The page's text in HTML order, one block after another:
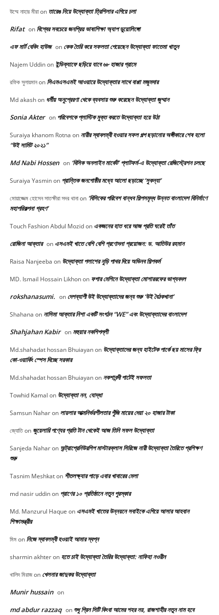
উম্মে নাহার মীরাon তারেঙ নিয়ে উদ্যোক্তা ত্রিশিলার এগিয়ে চলা
Rifat on বিশ্বের সবচেয়ে জনপ্রিয় ভাষাশিক্ষা অ্যাপ ডুয়োলিঙ্গো
এফ মার্ট বেকিং হাউজ on কেক তৈরি করে সফলতা পেয়েছেন উদ্যোক্তা ফাতেমা খাতুন
Najem Uddinon ইন্ডিক্যাফে ছড়িয়ে যাবে ৬৮ হাজার গ্রামে
রফিক সুলায়মানon সিএমএসএমই আওয়ারে উদ্যোক্তার সাথে বাপ্পা মজুমদার
Md akashon ধর্মীয় অনুপ্রেরণা থেকে ব্যবসায় শুরু করেছেন উদ্যোক্তা জুম্মান
Sonia Akter on পরিবেশকে প্লাস্টিক মুক্ত করতে উদ্যোক্তা হয়ে উঠা
Suraiya khanom Rotna on নারীর স্বাবলম্বী হওয়ার সফল গল্প ছড়ানোর অঙ্গীকারে শেষ হলো
“উই সামিট ২০২১”
Md Nabi Hossen on ‘বিসিক অনলাইন মার্কেট’ প্লাটফর্ম-এ উদ্যোক্তা রেজিস্ট্রেশন চলছে
Suraiya Yasminon প্রান্তিক জনগোষ্ঠীর মধ্যে আলো ছড়াচ্ছে ‘সুকন্যা’
মোয়াজ্জেম হোসেন সাতক্ষীরা সদর থানাon ‘বিসিকের পরিবেশ বান্ধব শিল্পসমৃদ্ধ উন্নত বাংলাদেশ বিনির্মাণে
মহাপরিকল্পনা গ্রহণ’
Touch Fashion Abdul Mozidon একজনের হাত ধরে আজ প্রতি ঘরেই তাঁত
রোজিনা আক্তার on এসএমই খাতে বেশি বেশি প্রণোদনা প্রয়োজন: ড. আতিউর রহমান
Raisa Nanjeeba on উদ্যোক্তা পলাশের নুড়ি পাথর দিয়ে অভিনব শিল্পকর্ম
MD. Ismail Hossain Likhonon ফগার মেশিনে উদ্যোক্তা মোশাররফের ভাগ্যবদল
rokshanasumi. on দেশব্যাপী উই উদ্যোক্তাদের জন্য শুরু ‘উই বৈঠকখানা’
Shahana on নাসিমা আক্তার নিশা একটি সংগঠন “WE” এবং উদ্যোক্তাদের বাংলাদেশ
Shahjahan Kabir on মহুয়ার নকশিপল্লী
Md.shahadat hossan Bhuiayanon উদ্যোক্তাদের জন্য হাইটেক পার্কে ছয় মাসের ফ্রি
কো-ওয়ার্কিং স্পেস দিচ্ছে সরকার
Md.shahadat hossan Bhuiayanon নকশাবন্দী পাটেই সফলতা
Towhid Kamal on উদ্যোক্তা নন, যোদ্ধা
Samsun Naharon লায়লার আত্মনির্ভরশীলতার পুঁজি মায়ের দেয়া ২০ হাজার টাকা
জ্যোতিon জুয়েলারি পণ্যের প্রতি টান থেকেই আজ তিনি সফল উদ্যোক্তা
Sanjeda Naharon অন্ট্রাপ্রেনিউরশিপ মাস্টারক্লাস সিরিজে নারী উদ্যোক্তা তৈরিতে প্রশিক্ষণ
শুরু
Tasnim Meshkaton শীতলক্ষ্যার পাড়ে এবার খাবারের মেলা
md nasir uddinon প্রাণের ১০ প্রতিষ্ঠানে নতুন পুরস্কার
Md. Manzurul Haque on এসএমই খাতের উন্নয়নে সবাইকে এগিয়ে আসার আহবান
শিক্ষামন্ত্রীর
মিমon নিজে স্বাবলম্বী হওয়াই আমার স্বপ্ন
sharmin akhteron হতে চাই উদ্যোক্তা তৈরির উদ্যোক্তা: নাফিহা নওরীন
খালিদ মিরাজon খেলনার জাদুকর উদ্যোক্তা
Munir hussain on
md abdur razzaq on শুধু গ্রিন সিটি কিংবা আমের শহর নয়, রাজশাহীর নতুন নাম হবে